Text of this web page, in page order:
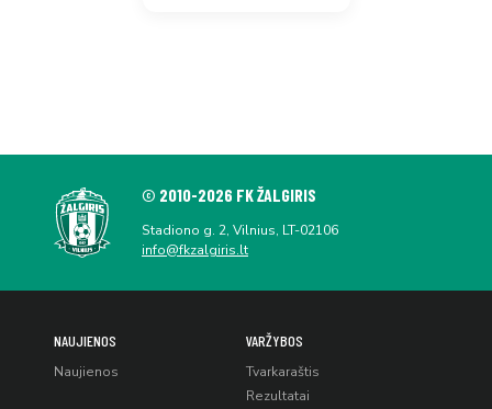
© 2010-2026 FK ŽALGIRIS
Stadiono g. 2, Vilnius, LT-02106
info@fkzalgiris.lt
NAUJIENOS
Naujienos
VARŽYBOS
Tvarkaraštis
Rezultatai